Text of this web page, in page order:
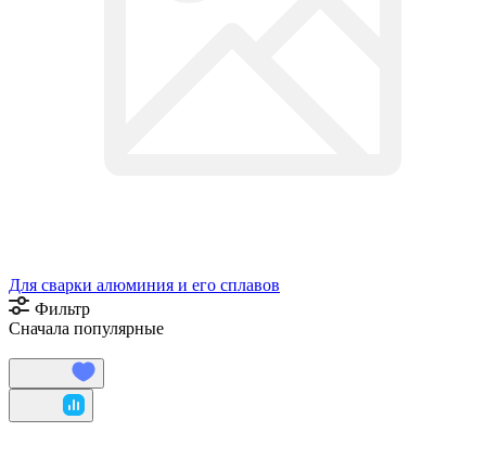
Для сварки алюминия и его сплавов
Фильтр
Сначала популярные